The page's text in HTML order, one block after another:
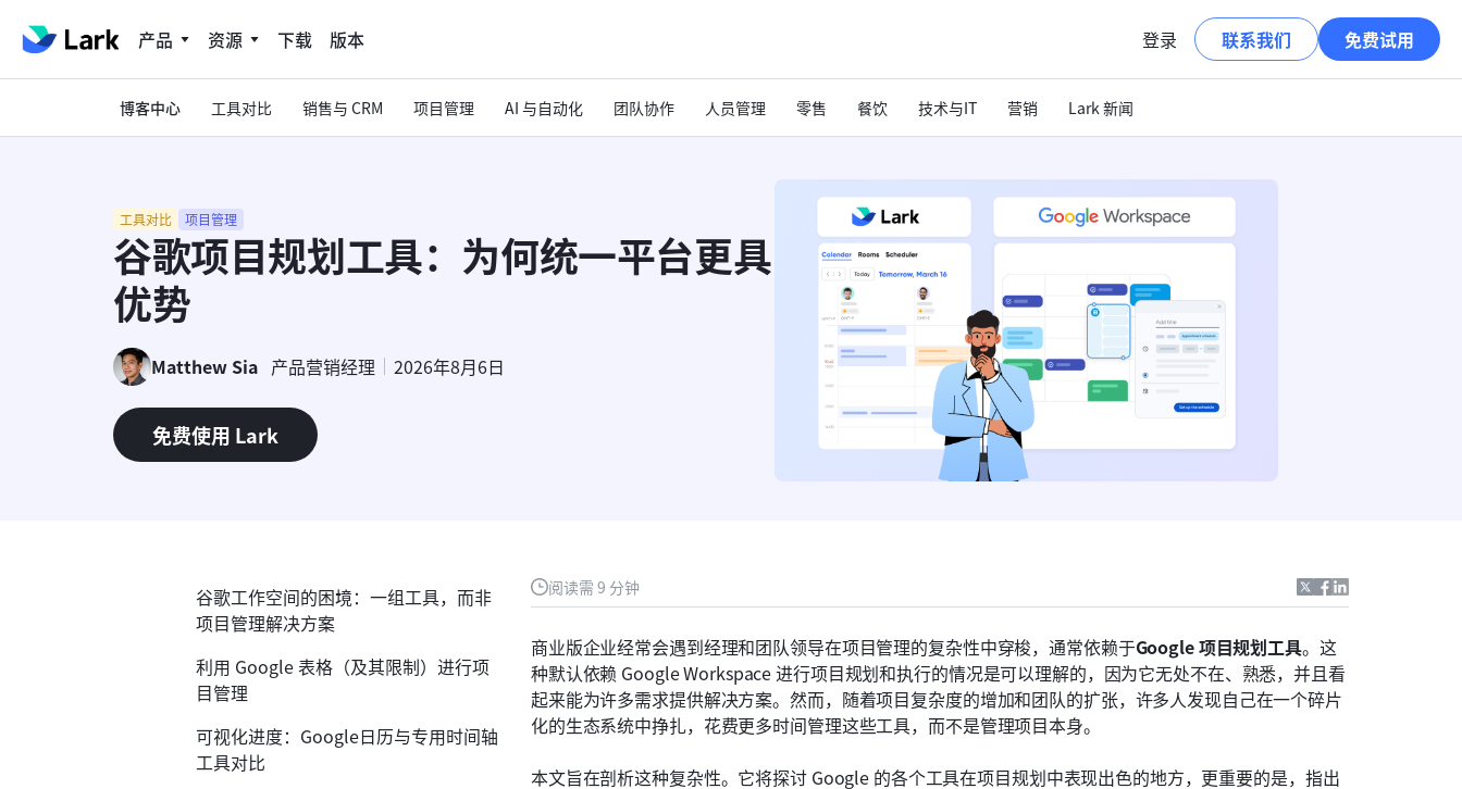
产品 资源 下载 版本 登录 联系我们 免费试用
博客中心 工具对比 销售与 CRM 项目管理 AI 与自动化 团队协作 人员管理 零售 餐饮 技术与IT 营销 Lark 新闻
工具对比 项目管理
谷歌项目规划工具：为何统一平台更具
优势
Matthew Sia 产品营销经理 2026年8月6日
免费使用 Lark
阅读需 9 分钟
商业版企业经常会遇到经理和团队领导在项目管理的复杂性中穿梭，通常依赖于Google 项目规划工具。这
种默认依赖 Google Workspace 进行项目规划和执行的情况是可以理解的，因为它无处不在、熟悉，并且看
起来能为许多需求提供解决方案。然而，随着项目复杂度的增加和团队的扩张，许多人发现自己在一个碎片
化的生态系统中挣扎，花费更多时间管理这些工具，而不是管理项目本身。
本文旨在剖析这种复杂性。它将探讨 Google 的各个工具在项目规划中表现出色的地方，更重要的是，指出
谷歌工作空间的困境：一组工具，而非
项目管理解决方案
利用 Google 表格（及其限制）进行项
目管理
可视化进度：Google日历与专用时间轴
工具对比